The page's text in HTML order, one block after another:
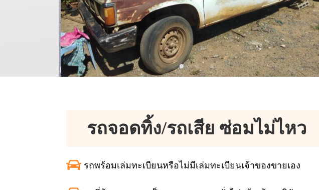
รถจอดทิ้ง/รถเสีย ซ่อมไม่ไหว
รถพร้อมเล่มทะเบียนหรือไม่มีเล่มทะเบียนเจ้าของขายเอง